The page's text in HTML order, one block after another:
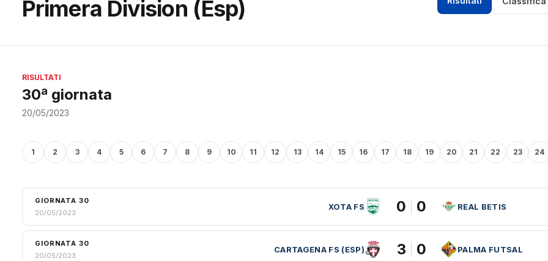
Primera Division (Esp)
RISULTATI
30ª giornata
20/05/2023
1 2 3 4 5 6 7 8 9 10 11 12 13 14 15 16 17 18 19 20 21 22 23 24
GIORNATA 30
20/05/2023
XOTA FS 0 0 REAL BETIS
GIORNATA 30
20/05/2023
CARTAGENA FS (ESP) 3 0 PALMA FUTSAL